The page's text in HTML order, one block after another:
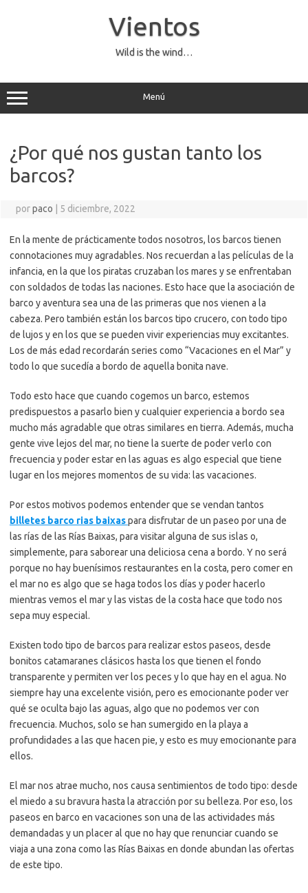
Vientos
Wild is the wind…
Menú
¿Por qué nos gustan tanto los
barcos?
porpaco 5 diciembre, 2022
En la mente de prácticamente todos nosotros, los barcos tienen
connotaciones muy agradables. Nos recuerdan a las películas de la
infancia, en la que los piratas cruzaban los mares y se enfrentaban
con soldados de todas las naciones. Esto hace que la asociación de
barco y aventura sea una de las primeras que nos vienen a la
cabeza. Pero también están los barcos tipo crucero, con todo tipo
de lujos y en los que se pueden vivir experiencias muy excitantes.
Los de más edad recordarán series como “Vacaciones en el Mar” y
todo lo que sucedía a bordo de aquella bonita nave.
Todo esto hace que cuando cogemos un barco, estemos
predispuestos a pasarlo bien y cualquier experiencia a bordo sea
mucho más agradable que otras similares en tierra. Además, mucha
gente vive lejos del mar, no tiene la suerte de poder verlo con
frecuencia y poder estar en las aguas es algo especial que tiene
lugar en los mejores momentos de su vida: las vacaciones.
Por estos motivos podemos entender que se vendan tantos
billetes barco rias baixaspara disfrutar de un paseo por una de
las rías de las Rías Baixas, para visitar alguna de sus islas o,
simplemente, para saborear una deliciosa cena a bordo. Y no será
porque no hay buenísimos restaurantes en la costa, pero comer en
el mar no es algo que se haga todos los días y poder hacerlo
mientras vemos el mar y las vistas de la costa hace que todo nos
sepa muy especial.
Existen todo tipo de barcos para realizar estos paseos, desde
bonitos catamaranes clásicos hasta los que tienen el fondo
transparente y permiten ver los peces y lo que hay en el agua. No
siempre hay una excelente visión, pero es emocionante poder ver
qué se oculta bajo las aguas, algo que no podemos ver con
frecuencia. Muchos, solo se han sumergido en la playa a
profundidades a las que hacen pie, y esto es muy emocionante para
ellos.
El mar nos atrae mucho, nos causa sentimientos de todo tipo: desde
el miedo a su bravura hasta la atracción por su belleza. Por eso, los
paseos en barco en vacaciones son una de las actividades más
demandadas y un placer al que no hay que renunciar cuando se
viaja a una zona como las Rías Baixas en donde abundan las ofertas
de este tipo.